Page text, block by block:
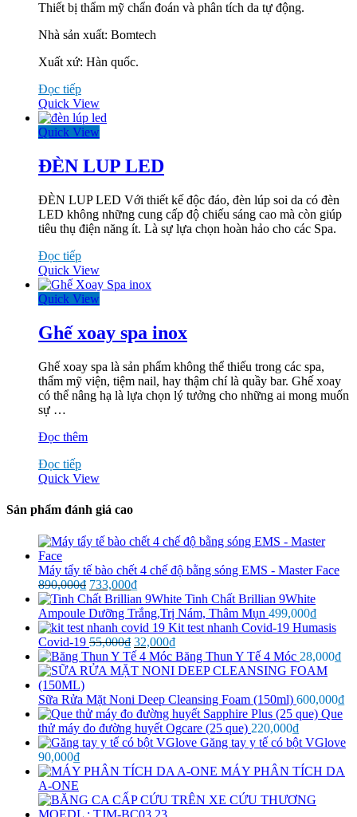
Thiết bị thẩm mỹ chẩn đoán và phân tích da tự động.
Nhà sản xuất: Bomtech
Xuất xứ: Hàn quốc.
Đọc tiếp
Quick View
Quick View
ĐÈN LUP LED
ĐÈN LUP LED Với thiết kế độc đáo, đèn lúp soi da có đèn
LED không những cung cấp độ chiếu sáng cao mà còn giúp
tiêu thụ điện năng ít. Là sự lựa chọn hoàn hảo cho các Spa.
Đọc tiếp
Quick View
Quick View
Ghế xoay spa inox
Ghế xoay spa là sản phẩm không thể thiếu trong các spa,
thẩm mỹ viện, tiệm nail, hay thậm chí là quầy bar. Ghế xoay
có thể nâng hạ là lựa chọn lý tưởng cho những ai mong muốn
sự …
Ghế
spa
inox
Đọc thêm
Đọc tiếp
Quick View
Sản phẩm đánh giá cao
Máy tẩy tế bào chết 4 chế độ bằng sóng EMS - Master Face
890,000₫ Giá
gốc
là:
890,000₫.
733,000₫Giá
hiện
tại
là:
733,000₫.
Tinh Chất Brillian 9White
Ampoule Dưỡng Trắng,Trị Nám, Thâm Mụn 499,000₫
Kit test nhanh Covid-19 Humasis
Covid-19 55,000₫ Giá
gốc
là:
32,000₫Giá
hiện
tại
32,000₫.
Băng Thun Y Tế 4 Móc 28,000₫
Sữa Rửa Mặt Noni Deep Cleansing Foam (150ml) 600,000₫
Que
thử máy đo đường huyết Ogcare (25 que) 220,000₫
Găng tay y tế có bột VGlove
90,000₫
MÁY PHÂN TÍCH DA
A-ONE